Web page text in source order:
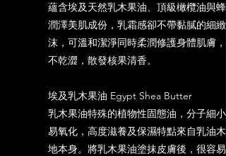
蘊含埃及天然乳木果油、頂級橄欖油與蜂
潤澤美肌成份，乳霜感卻不帶黏膩的細緻
沫，可溫和潔淨同時柔潤修護身體肌膚，
不乾澀，散發核果清香。
埃及乳木果油 Egypt Shea Butter
乳木果油特殊的植物性固態油，分子細小
易氧化，高度滋養及保濕特點來自乳油木
地本身。將乳木果油塗抹皮膚後，很容易